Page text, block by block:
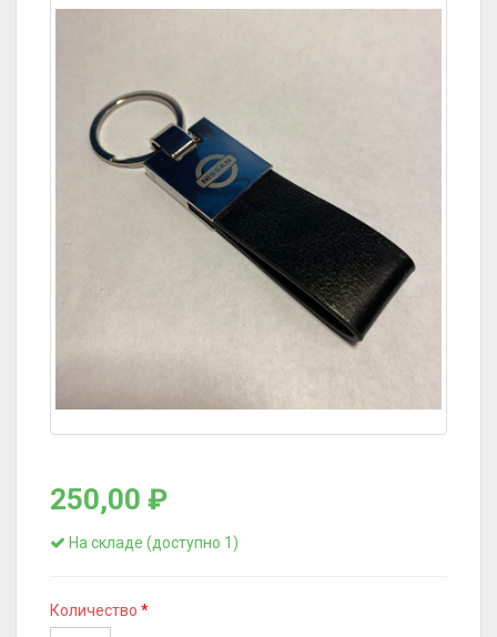
250,00 ₽
На складе (доступно 1)
Количество